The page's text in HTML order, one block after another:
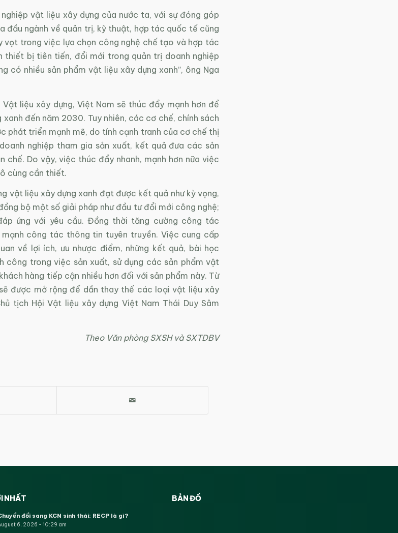
vật liệu xây dựng của nước ta, với sự đóng góp
đầu ngành về quản trị, kỹ thuật, hợp tác quốc tế cũng
vọt trong việc lựa chọn công nghệ chế tạo và hợp tác
thiết bị tiên tiến, đổi mới trong quản trị doanh nghiệp
có nhiều sản phẩm vật liệu xây dựng xanh”, ông Nga
liệu xây dựng, Việt Nam sẽ thúc đẩy mạnh hơn để
đến năm 2030. Tuy nhiên, các cơ chế, chính sách
phát triển mạnh mẽ, do tính cạnh tranh của cơ chế thị
nghiệp tham gia sản xuất, kết quả đưa các sản
chế. Do vậy, việc thúc đẩy nhanh, mạnh hơn nữa việc
cùng cần thiết.
vật liệu xây dựng xanh đạt được kết quả như kỳ vọng,
bộ một số giải pháp như đầu tư đổi mới công nghệ;
ứng với yêu cầu. Đồng thời tăng cường công tác
công tác thông tin tuyên truyền. Việc cung cấp
về lợi ích, ưu nhược điểm, những kết quả, bài học
công trong việc sản xuất, sử dụng các sản phẩm vật
hàng tiếp cận nhiều hơn đối với sản phẩm này. Từ
được mở rộng để dần thay thế các loại vật liệu xây
tịch Hội Vật liệu xây dựng Việt Nam Thái Duy Sâm
Theo Văn phòng SXSH và SXTDBV
NHẤT
đổi sang KCN sinh thái: RECP là gì?
6, 2026 - 10:29 am
BẢN ĐỒ